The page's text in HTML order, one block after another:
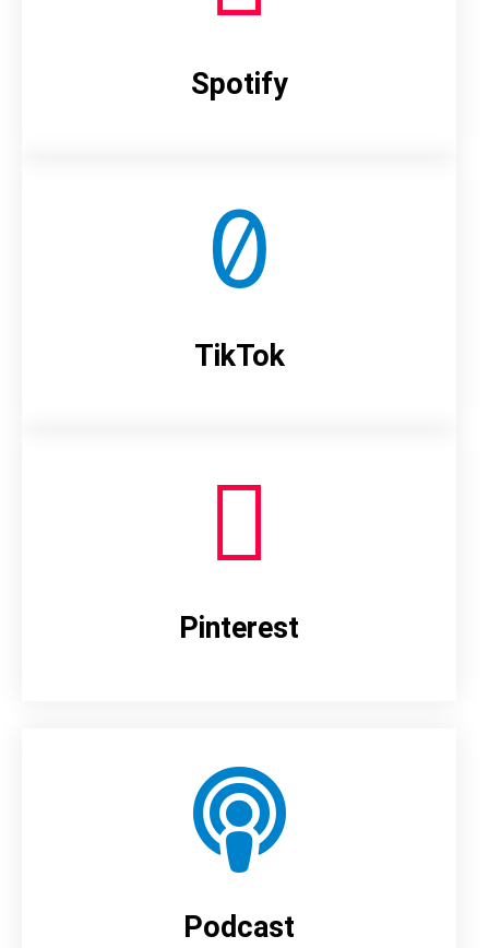
Spotify
TikTok
Pinterest
Podcast